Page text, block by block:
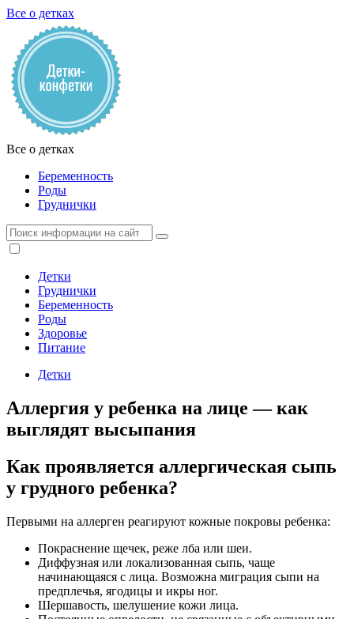
Все о детках
Все о детках
Беременность
Роды
Груднички
Детки
Груднички
Беременность
Роды
Здоровье
Питание
Детки
Аллергия у ребенка на лице — как
выглядят высыпания
Как проявляется аллергическая сыпь
у грудного ребенка?
Первыми на аллерген реагируют кожные покровы ребенка:
Покраснение щечек, реже лба или шеи.
Диффузная или локализованная сыпь, чаще
начинающаяся с лица. Возможна миграция сыпи на
предплечья, ягодицы и икры ног.
Шершавость, шелушение кожи лица.